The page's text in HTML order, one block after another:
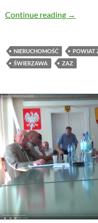
Continue reading →
NIERUCHOMOŚĆ POWIAT
ŚWIERZAWA
ZAZ